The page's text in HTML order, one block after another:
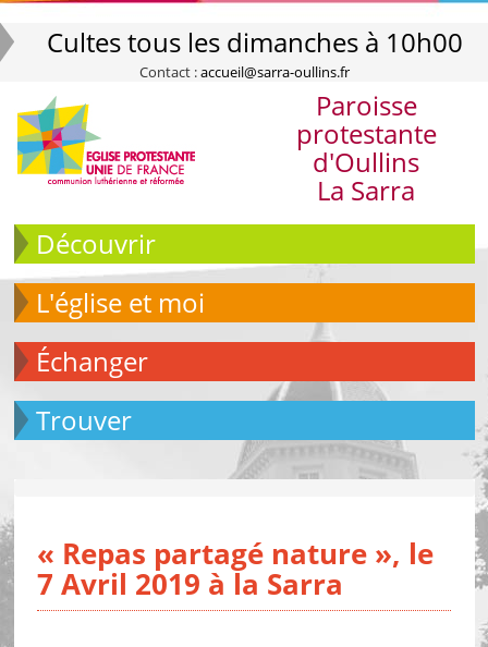
Cultes tous les dimanches à 10h00
Contact :accueil@sarra-oullins.fr
Paroisse
protestante
d'Oullins
La Sarra
Découvrir
L'église et moi
échanger
Trouver
« Repas partagé nature », le
7 Avril 2019 à la Sarra